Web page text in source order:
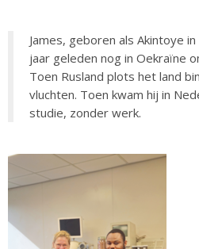
James, geboren als Akintoye
jaar geleden nog in Oekraïne
Toen Rusland plots het land
vluchten. Toen kwam hij in
studie, zonder werk.